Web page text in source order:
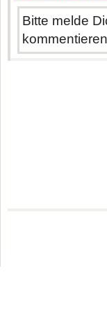
Bitte melde